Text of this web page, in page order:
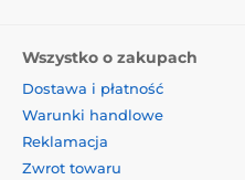
Wszystko o zakupach
Dostawa i płatność
Warunki handlowe
Reklamacja
Zwrot towaru